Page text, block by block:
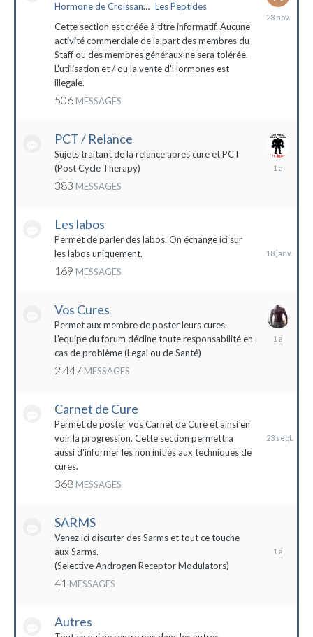
Hormone de Croissance (HGH) Les Peptides
Cette section est créée à titre informatif. Aucune
activité commerciale de la part des membres du
Staff ou des membres généraux ne sera tolérée.
L'utilisation et / ou la vente d'Hormones est
illegale.
506 MESSAGES
23
PCT / Relance
Sujets traitant de la relance apres cure et PCT
(Post Cycle Therapy)
383 MESSAGES
13
Les labos
Permet de parler des labos. On échange ici sur
les labos uniquement.
169 MESSAGES
Vos Cures
Permet aux membre de poster leurs cures.
L'equipe du forum décline toute responsabilité en
cas de problème (Legal ou de Santé)
2 447 MESSAGES
28
Carnet de Cure
Permet de poster vos Carnet de Cure et ainsi en
voir la progression. Cette section permettra
aussi d'informer les non initiés aux techniques de
cures.
368 MESSAGES
2023
SARMS
Venez ici discuter des Sarms et tout ce touche
aux Sarms.
(Selective Androgen Receptor Modulators)
41 MESSAGES
2022
Autres